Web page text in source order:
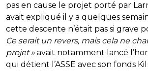
pas en cause le projet porté par
avait expliqué il y a quelques
cette descente n’était pas si grave
Ce serait un revers, mais cela ne
projet » avait notamment lancé
qui détient l’ASSE avec son fonds